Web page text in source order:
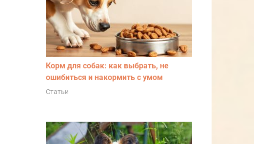
Корм для собак: как выбрать, не
ошибиться и накормить с умом
Статьи